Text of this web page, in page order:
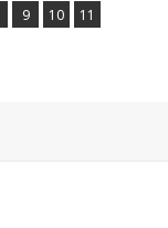
,
ペ
9 ,
ペ
10 ,
ペ
11